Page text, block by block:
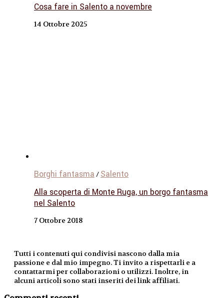
Cosa fare in Salento a novembre
14 Ottobre 2025
Borghi fantasma / Salento
Alla scoperta di Monte Ruga, un borgo fantasma
nel Salento
7 Ottobre 2018
Tutti i contenuti qui condivisi nascono dalla mia
passione e dal mio impegno. Ti invito a rispettarli e a
contattarmi per collaborazioni o utilizzi. Inoltre, in
alcuni articoli sono stati inseriti dei link affiliati.